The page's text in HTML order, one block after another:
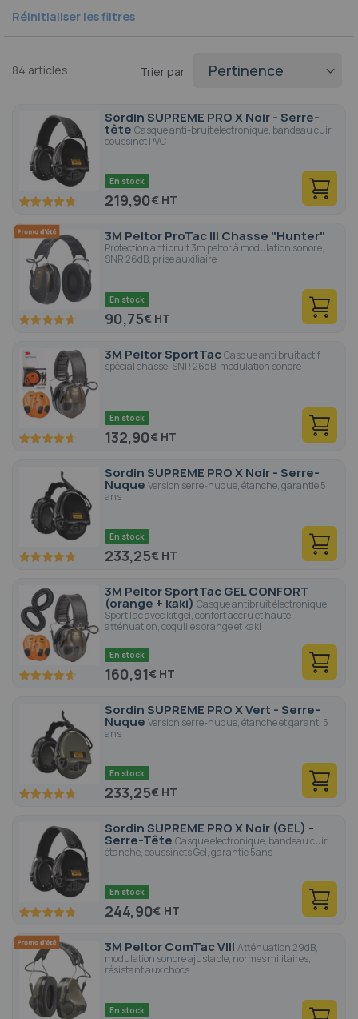
84 articles Trier par
Sordin SUPREME PRO X Noir - Serre-
tête Casque anti-bruit électronique, bandeau cuir,
coussinet PVC
94.4100
En stock
219,90€
3M Peltor ProTac III Chasse "Hunter"
Protection antibruit 3m peltor à modulation sonore,
SNR 26dB, prise auxiliaire
93 100
En stock
90,75€
3M Peltor SportTacCasque anti bruit actif
spécial chasse, SNR 26dB, modulation sonore
92.6100
En stock
132,90€
Sordin SUPREME PRO X Noir - Serre-
Nuque Version serre-nuque, étanche, garantie 5
ans
94.4100
En stock
233,25€
3M Peltor SportTac GEL CONFORT
(orange + kaki) Casque antibruit électronique
SportTac avec kit gel, confort accru et haute
atténuation, coquilles orange et kaki
92.8100
En stock
160,91€
Sordin SUPREME PRO X Vert - Serre-
Nuque Version serre-nuque, étanche et garanti 5
ans
94.4100
En stock
233,25€
Sordin SUPREME PRO X Noir (GEL) -
Serre-Tête Casque électronique, bandeau cuir,
étanche, coussinets Gel, garantie 5ans
94.6100
En stock
244,90€
3M Peltor ComTac VIII Atténuation 29dB,
modulation sonore ajustable, normes militaires,
résistant aux chocs
En stock
Réinitialiser les filtres